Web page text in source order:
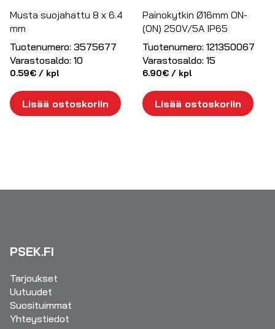
Musta suojahattu 8 x 6.4
mm
Tuotenumero: 3575677
Varastosaldo: 10
0.59€ / kpl
Lisää ostoskoriin
Painokytkin Ø16mm ON-
(ON) 250V/5A IP65
Tuotenumero: 121350067
Varastosaldo: 15
6.90€ / kpl
Lisää ostoskoriin
PSEK.FI
Tarjoukset
Uutuudet
Suosituimmat
Yhteystiedot